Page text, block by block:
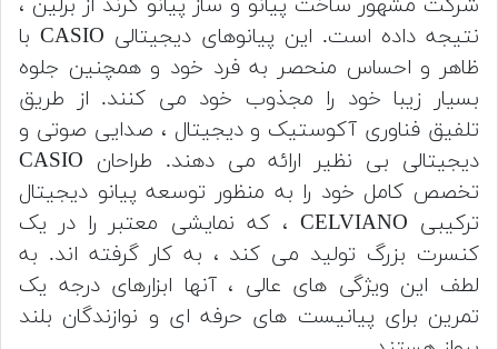
نتیجه داده است. این پیانوهای دیجیتالی CASIO با
ظاهر و احساس منحصر به فرد خود و همچنین جلوه
بسیار زیبا خود را مجذوب خود می کنند. از طریق
تلفیق فناوری آکوستیک و دیجیتال ، صدایی صوتی و
دیجیتالی بی نظیر ارائه می دهند. طراحان CASIO
تخصص کامل خود را به منظور توسعه پیانو دیجیتال
ترکیبی CELVIANO ، که نمایشی معتبر را در یک
کنسرت بزرگ تولید می کند ، به کار گرفته اند. به
لطف این ویژگی های عالی ، آنها ابزارهای درجه یک
تمرین برای پیانیست های حرفه ای و نوازندگان بلند